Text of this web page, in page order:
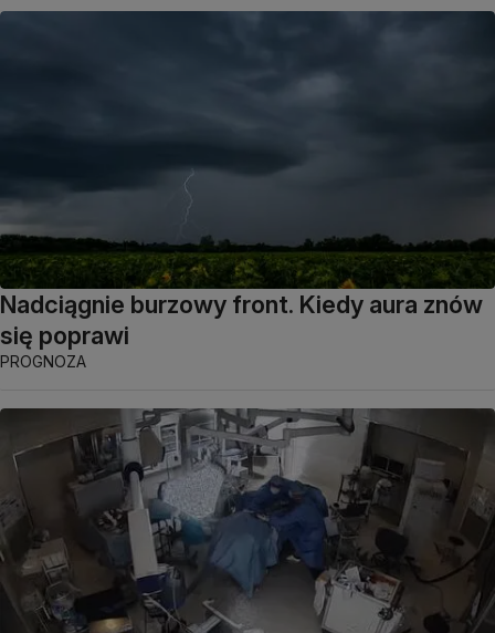
Nadciągnie burzowy front. Kiedy aura znów
się poprawi
PROGNOZA